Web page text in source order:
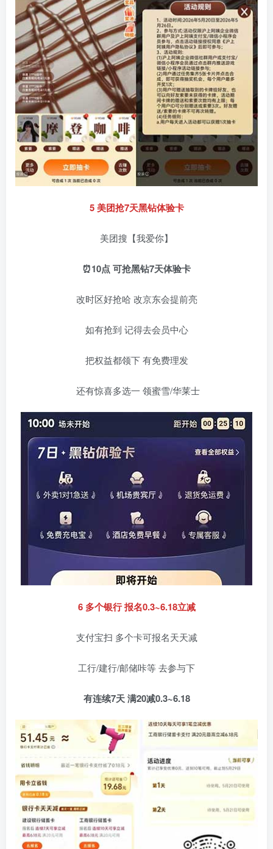
5 美团抢7天黑钻体验卡
美团搜【我爱你】
⏰10点 可抢黑钻7天体验卡
改时区好抢哈 改京东会提前亮
如有抢到 记得去会员中心
把权益都领下 有免费理发
还有惊喜多选一 领蜜雪/华莱士
6 多个银行 报名0.3~6.18立减
支付宝扫 多个卡可报名天天减
工行/建行/邮储咔等 去参与下
有连续7天 满20减0.3~6.18